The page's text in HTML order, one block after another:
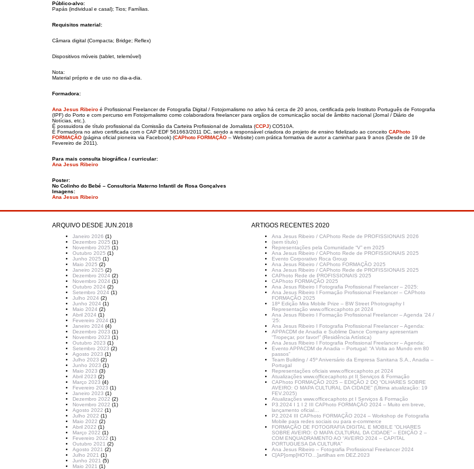
Público-alvo:
Papás (individual e casal); Tios; Famílias.
Requisitos material:
Câmara digital (Compacta; Bridge; Reflex)
Dispositivos móveis (tablet, telemóvel)
Nota:
Material próprio e de uso no dia-a-dia.
Formadora:
Ana Jesus Ribeiro é Profissional Freelancer de Fotografia Digital / Fotojornalismo no ativo há cerca de 20 anos, certificada pelo Instituto Português de Fotografia
(IPF) do Porto e com percurso em Fotojornalismo como colaboradora freelancer para orgãos de comunicação social de âmbito nacional (Jornal / Diário de
Notícias, etc.).
É possuidora de título profissional da Comissão da Carteira Profissional de Jornalista (CCPJ) CO510A.
É Formadora no ativo certificada com o CAP EDF 561663/2011 DC, sendo a responsável criadora do projeto de ensino fidelizado ao conceito CAPhoto
FORMAÇÃO (página oficial pioneira via Facebook) (CAPhoto FORMAÇÃO – Website) com prática formativa de autor a caminhar para 9 anos (Desde de 19 de
Fevereiro de 2011).
Para mais consulta biográfica / curricular:
Ana Jesus Ribeiro
Poster:
No Colinho do Bebé – Consultoria Materno Infantil de Rosa Gonçalves
Imagens:
Ana Jesus Ribeiro
ARQUIVO DESDE JUN.2018
Janeiro 2026 (1)
Dezembro 2025 (1)
Novembro 2025 (1)
Outubro 2025 (1)
Junho 2025 (1)
Maio 2025 (2)
Janeiro 2025 (2)
Dezembro 2024 (2)
Novembro 2024 (1)
Outubro 2024 (2)
Setembro 2024 (1)
Julho 2024 (2)
Junho 2024 (1)
Maio 2024 (2)
Abril 2024 (1)
Fevereiro 2024 (1)
Janeiro 2024 (4)
Dezembro 2023 (1)
Novembro 2023 (1)
Outubro 2023 (1)
Setembro 2023 (2)
Agosto 2023 (1)
Julho 2023 (2)
Junho 2023 (1)
Maio 2023 (3)
Abril 2023 (2)
Março 2023 (4)
Fevereiro 2023 (1)
Janeiro 2023 (1)
Dezembro 2022 (2)
Novembro 2022 (1)
Agosto 2022 (1)
Julho 2022 (1)
Maio 2022 (2)
Abril 2022 (1)
Março 2022 (1)
Fevereiro 2022 (1)
Outubro 2021 (2)
Agosto 2021 (2)
Julho 2021 (1)
Junho 2021 (5)
Maio 2021 (1)
ARTIGOS RECENTES 2020
Ana Jesus Ribeiro / CAPhoto Rede de PROFISSIONAIS 2026
(sem título)
Representações pela Comunidade “V” em 2025
Ana Jesus Ribeiro / CAPhoto Rede de PROFISSIONAIS 2025
Evento Corporativo Roca Group
Ana Jesus Ribeiro / CAPhoto FORMAÇÃO 2025
Ana Jesus Ribeiro / CAPhoto Rede de PROFISSIONAIS 2025
CAPhoto Rede de PROFISSIONAIS 2025
CAPhoto FORMAÇÃO 2025
Ana Jesus Ribeiro I Fotografia Profissional Freelancer – 2025:
Ana Jesus Ribeiro I Formação Profissional Freelancer – CAPhoto
FORMAÇÃO 2025
18ª Edição Mira Mobile Prize – BW Street Photography I
Representação www.officecaphoto.pt 2024
Ana Jesus Ribeiro I Formação Profissional Freelancer – Agenda ’24 /
’25:
Ana Jesus Ribeiro I Fotografia Profissional Freelancer – Agenda:
APPACDM de Anadia e Sublime Dance Company apresentam
“Tropeçar, por favor!” (Residência Artística)
Ana Jesus Ribeiro I Fotografia Profissional Freelancer – Agenda:
Evento APPACDM de Anadia – Portugal: “A Volta ao Mundo em 80
passos”
Team Building / 45º Aniversário da Empresa Sanitana S.A., Anadia –
Portugal
Representações oficiais www.officecaphoto.pt 2024
Atualizações www.officecaphoto.pt II Serviços & Formação
CAPhoto FORMAÇÃO 2025 – EDIÇÃO 2 DO “OLHARES SOBRE
AVEIRO: O MAPA CULTURAL DA CIDADE” (Última atualização: 19
FEV.2025)
Atualizações www.officecaphoto.pt I Serviços & Formação
P3.2024 I 1 I 2 III CAPhoto FORMAÇÃO 2024 – Muito em breve,
lançamento oficial…
P2.2024 III CAPhoto FORMAÇÃO 2024 – Workshop de Fotografia
Mobile para redes sociais ou para e-commerce
FORMAÇÃO DE FOTOGRAFIA DIGITAL E MOBILE “OLHARES
SOBRE AVEIRO: O MAPA CULTURAL DA CIDADE” – EDIÇÃO 2 –
COM ENQUADRAMENTO AO “AVEIRO 2024 – CAPITAL
PORTUGUESA DA CULTURA”
Ana Jesus Ribeiro – Fotografia Profissional Freelancer 2024
C[AP]omp[HOTO…]artilhas em DEZ.2023